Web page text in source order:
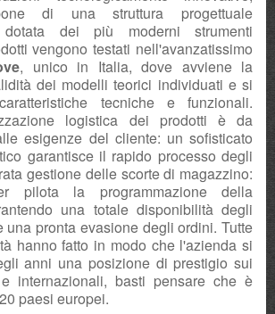
di una struttura progettuale
dotata dei più moderni strumenti
vengono testati nell'avanzatissimo
, unico in Italia, dove avviene la
dei modelli teorici individuati e si
tecniche e funzionali.
logistica dei prodotti è da
esigenze del cliente: un sofisticato
garantisce il rapido processo degli
gestione delle scorte di magazzino:
pilota la programmazione della
una totale disponibilità degli
una pronta evasione degli ordini. Tutte
hanno fatto in modo che l'azienda si
anni una posizione di prestigio sui
internazionali, basti pensare che è
paesi europei.